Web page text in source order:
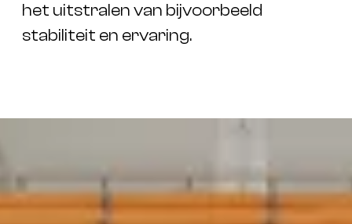
het uitstralen van bijvoorbeeld
stabiliteit en ervaring.